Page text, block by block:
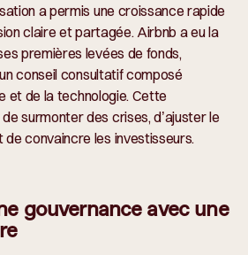
a permis une croissance rapide
claire et partagée. Airbnb a eu la
premières levées de fonds,
conseil consultatif composé
et de la technologie. Cette
surmonter des crises, d’ajuster le
convaincre les investisseurs.
gouvernance avec une